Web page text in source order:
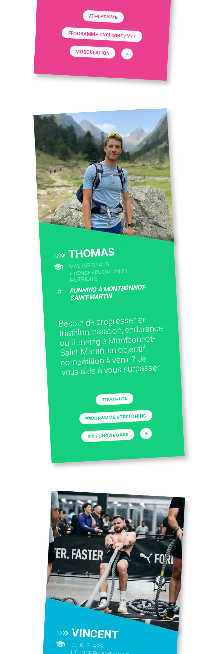
ATHLÉTISME
PROGRAMME CYCLISME / VTT
MUSCULATION +
THOMAS
MASTER STAPS
LICENCE ÉDUCATION ET
MOTRICITÉ
# RUNNING À MONTBONNOT-
SAINT-MARTIN
Besoin de progresser en
triathlon, natation, endurance
ou Running à Montbonnot-
Saint-Martin, un objectif,
compétition à venir ? Je
vous aide à vous surpasser !
TRIATHLON
PROGRAMME STRETCHING
SKI / SNOWBOARD +
VINCENT
DEUG STAPS